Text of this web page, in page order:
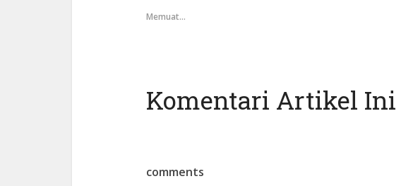
Memuat...
Komentari Artikel Ini
comments